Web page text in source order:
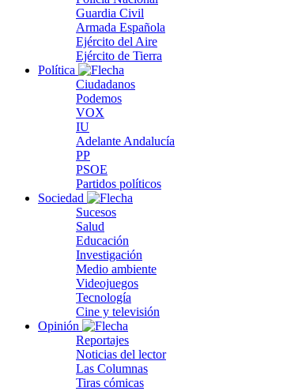
Guardia Civil
Armada Española
Ejército del Aire
Ejército de Tierra
Política
Ciudadanos
Podemos
VOX
IU
Adelante Andalucía
PP
PSOE
Partidos políticos
Sociedad
Sucesos
Salud
Educación
Investigación
Medio ambiente
Videojuegos
Tecnología
Cine y televisión
Opinión
Reportajes
Noticias del lector
Las Columnas
Tiras cómicas